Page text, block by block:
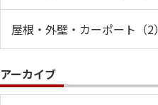
屋根・外壁・カーポート（2）
アーカイブ